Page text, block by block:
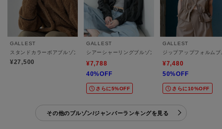
GALLEST
スタンドカラーボアブルゾン
¥27,500
GALLEST
シアーシャーリングブルゾン
¥7,788
40%OFF
さらに5%OFF
GALLEST
ジップアップフォルム
¥7,480
50%OFF
さらに10%OFF
その他のブルゾン/ジャンバーランキングを見る